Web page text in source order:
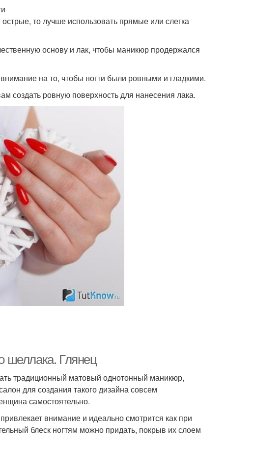
то лучше использовать прямые или слегка
основу и лак, чтобы маникюр продержался
на то, чтобы ногти были ровными и гладкими.
создать ровную поверхность для нанесения лака.
шеллака. Глянец
традиционный матовый однотонный маникюр,
для создания такого дизайна совсем
самостоятельно.
внимание и идеально смотрится как при
блеск ногтям можно придать, покрыв их слоем